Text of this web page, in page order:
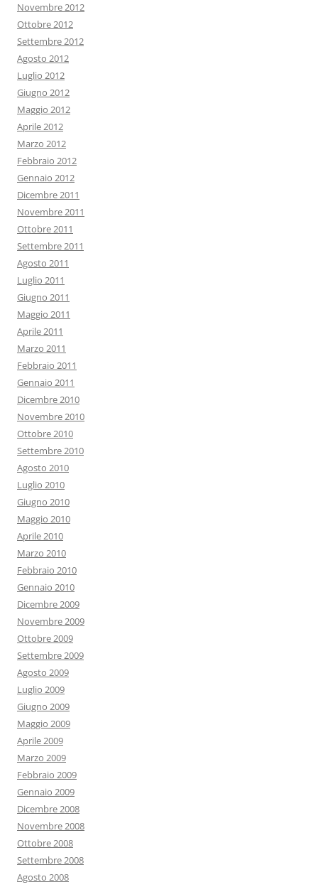
Novembre 2012
Ottobre 2012
Settembre 2012
Agosto 2012
Luglio 2012
Giugno 2012
Maggio 2012
Aprile 2012
Marzo 2012
Febbraio 2012
Gennaio 2012
Dicembre 2011
Novembre 2011
Ottobre 2011
Settembre 2011
Agosto 2011
Luglio 2011
Giugno 2011
Maggio 2011
Aprile 2011
Marzo 2011
Febbraio 2011
Gennaio 2011
Dicembre 2010
Novembre 2010
Ottobre 2010
Settembre 2010
Agosto 2010
Luglio 2010
Giugno 2010
Maggio 2010
Aprile 2010
Marzo 2010
Febbraio 2010
Gennaio 2010
Dicembre 2009
Novembre 2009
Ottobre 2009
Settembre 2009
Agosto 2009
Luglio 2009
Giugno 2009
Maggio 2009
Aprile 2009
Marzo 2009
Febbraio 2009
Gennaio 2009
Dicembre 2008
Novembre 2008
Ottobre 2008
Settembre 2008
Agosto 2008